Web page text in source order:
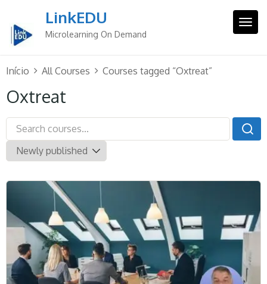
content
LinkEDU
Microlearning On Demand
Início All Courses Courses tagged “Oxtreat”
Oxtreat